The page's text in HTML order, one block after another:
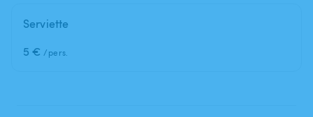
Serviette
5 € /pers.